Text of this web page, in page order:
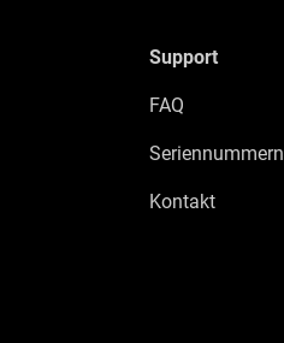
Support
FAQ
Seriennummern
Kontakt